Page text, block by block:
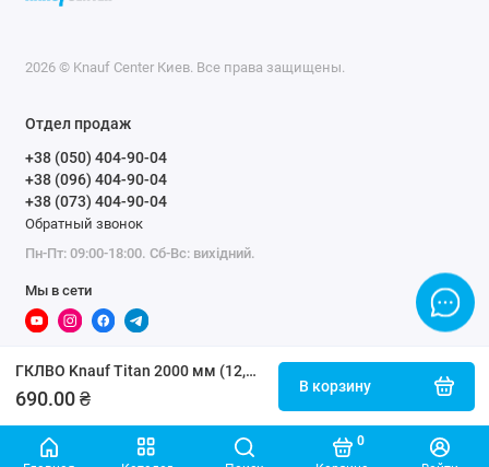
0
ГКЛВО Knauf Titan 2000 мм (12,5 мм)
690.00 ₴
В корзину
2026 © Knauf Center Киев. Все права защищены.
Отдел продаж
+38 (050) 404-90-04
+38 (096) 404-90-04
+38 (073) 404-90-04
Обратный звонок
Пн-Пт: 09:00-18:00. Сб-Вс: вихідний.
Мы в сети